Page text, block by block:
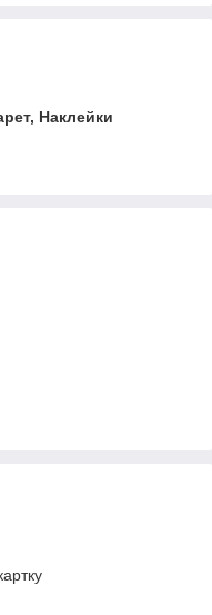
Наклейки